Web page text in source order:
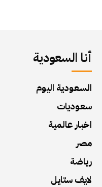
أنا السعودية
السعودية اليوم
سعوديات
اخبار عالمية
مصر
رياضة
لايف ستايل